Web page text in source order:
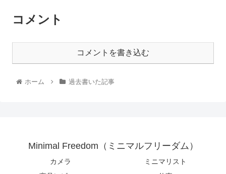
コメント
コメントを書き込む
ホーム 過去書いた記事
Minimal Freedom（ミニマルフリーダム）
カメラ
ミニマリスト